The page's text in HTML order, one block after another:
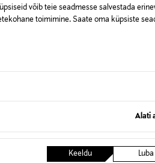
võib teie seadmesse salvestada
toimimine. Saate oma küpsiste
Alati
Keeldu Luba
itu@itubiodyn.fi
0,00 € – 4,90 €
päeva jooksul alates kauba
kosmeetika- ja loodustooted